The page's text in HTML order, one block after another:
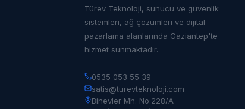
Türev Teknoloji, sunucu ve güvenlik
sistemleri, ağ çözümleri ve dijital
pazarlama alanlarında Gaziantep'te
hizmet sunmaktadır.
0535 053 55 39
satis@turevteknoloji.com
Binevler Mh. No:228/A